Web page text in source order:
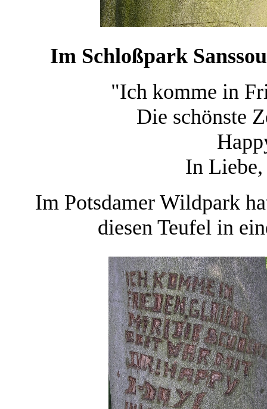
Im Schloßpark
"Ich komme in
Die schönste
In
Im Potsdamer Wildpark
diesen Teufel in